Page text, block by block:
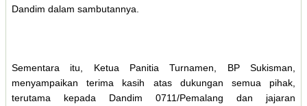
Dandim dalam sambutannya.
Sementara itu, Ketua Panitia Turnamen, BP Sukisman,
menyampaikan terima kasih atas dukungan semua pihak,
terutama kepada Dandim 0711/Pemalang dan jajaran